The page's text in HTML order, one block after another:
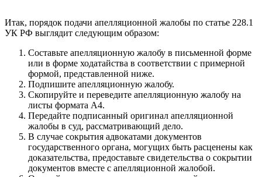
Итак, порядок подачи апелляционной жалобы по статье 228.1
УК РФ выглядит следующим образом:
Составьте апелляционную жалобу в письменной форме
или в форме ходатайства в соответствии с примерной
формой, представленной ниже.
Подпишите апелляционную жалобу.
Скопируйте и переведите апелляционную жалобу на
листы формата А4.
Передайте подписанный оригинал апелляционной
жалобы в суд, рассматривающий дело.
В случае сокрытия адвокатами документов
государственного органа, могущих быть расценены как
доказательства, предоставьте свидетельства о сокрытии
документов вместе с апелляционной жалобой.